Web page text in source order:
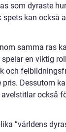
som dyraste
spets kan också
samma ras
en viktig
och
Dessutom
också
”världens